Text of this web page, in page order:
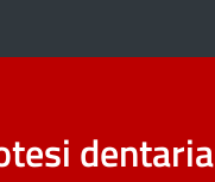
dentaria